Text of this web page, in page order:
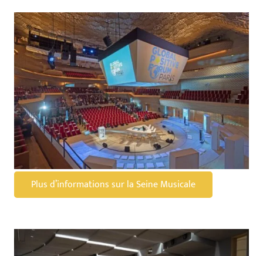
Plus d’informations sur la Seine Musicale